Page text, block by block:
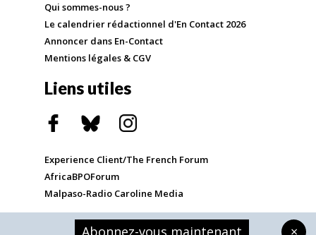
Qui sommes-nous ?
Le calendrier rédactionnel d'En Contact 2026
Annoncer dans En-Contact
Mentions légales & CGV
Liens utiles
Experience Client/The French Forum
AfricaBPOForum
Malpaso-Radio Caroline Media
Abonnez-vous maintenant ×